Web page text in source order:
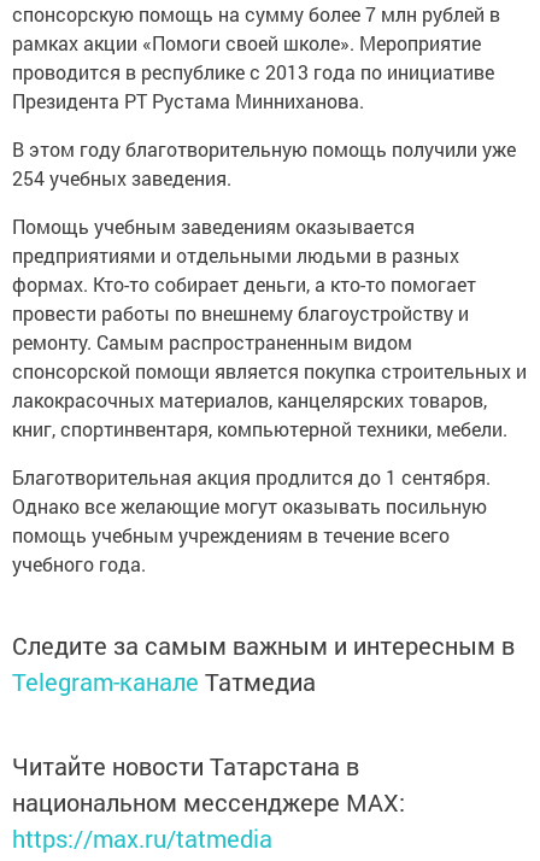
спонсорскую помощь на сумму более 7 млн рублей в
рамках акции «Помоги своей школе». Мероприятие
проводится в республике с 2013 года по инициативе
Президента РТ Рустама Минниханова.
В этом году благотворительную помощь получили уже
254 учебных заведения.
Помощь учебным заведениям оказывается
предприятиями и отдельными людьми в разных
формах. Кто-то собирает деньги, а кто-то помогает
провести работы по внешнему благоустройству и
ремонту. Самым распространенным видом
спонсорской помощи является покупка строительных и
лакокрасочных материалов, канцелярских товаров,
книг, спортинвентаря, компьютерной техники, мебели.
Благотворительная акция продлится до 1 сентября.
Однако все желающие могут оказывать посильную
помощь учебным учреждениям в течение всего
учебного года.
Следите за самым важным и интересным в
Telegram-канале Татмедиа
Читайте новости Татарстана в
национальном мессенджере MАХ:
https://max.ru/tatmedia